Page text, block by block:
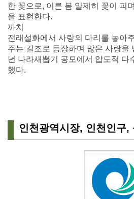
한 꽃으로, 이른 봄 일제히 꽃이 피
을 표현한다.
까치
전래설화에서 사랑의 다리를 놓아
주는 길조로 등장하며 많은 사랑을
년 나라새뽑기 공모에서 압도적 다
했다.
인천광역시장, 인천인구,